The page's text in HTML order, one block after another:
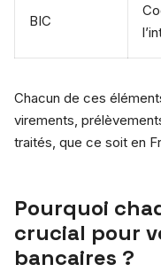
BIC
Chacun de ces
virements,
traités, que ce soit en
Pourquoi
crucial pour
bancaires ?